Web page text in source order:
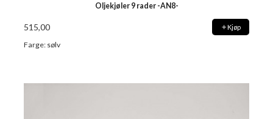
Oljekjøler 9 rader -AN8-
515,00 Kjøp
Farge: sølv